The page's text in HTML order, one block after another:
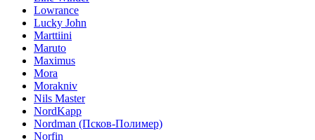
Lowrance
Lucky John
Marttiini
Maruto
Maximus
Mora
Morakniv
Nils Master
NordKapp
Nordman (Псков-Полимер)
Norfin